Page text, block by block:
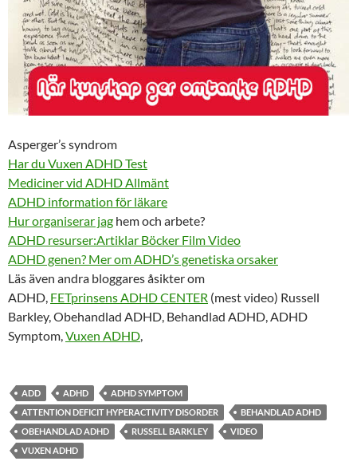
Asperger’s syndrom
Har du Vuxen ADHD Test
Mediciner vid ADHD Allmänt
ADHD information för läkare
Hur organiserar jag hem och arbete?
ADHD resurser:Artiklar Böcker Film Video
ADHD genen? Mer om ADHD’s genetiska orsaker
Läs även andra bloggares åsikter om
ADHD, FETprinsens ADHD CENTER (mest video) Russell
Barkley, Obehandlad ADHD, Behandlad ADHD, ADHD
Symptom,Vuxen ADHD,
ADD ADHD
ADHD SYMPTOM
ATTENTION DEFICIT HYPERACTIVITY DISORDER
BEHANDLAD ADHD
OBEHANDLAD ADHD
RUSSELL BARKLEY
VIDEO
VUXEN ADHD